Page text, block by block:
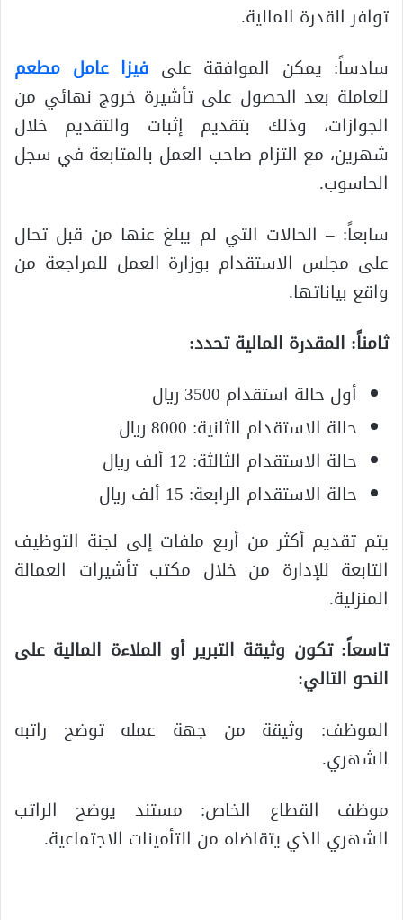
توافر القدرة المالية.
سادساً: يمكن الموافقة على فيزا عامل مطعم
للعاملة بعد الحصول على تأشيرة خروج نهائي من
الجوازات، وذلك بتقديم إثبات والتقديم خلال
شهرين، مع التزام صاحب العمل بالمتابعة في سجل
الحاسوب.
سابعاً: – الحالات التي لم يبلغ عنها من قبل تحال
على مجلس الاستقدام بوزارة العمل للمراجعة من
واقع بياناتها.
ثامناً: المقدرة المالية تحدد:
أول حالة استقدام 3500 ريال
حالة الاستقدام الثانية: 8000 ريال
حالة الاستقدام الثالثة: 12 ألف ريال
حالة الاستقدام الرابعة: 15 ألف ريال
يتم تقديم أكثر من أربع ملفات إلى لجنة التوظيف
التابعة للإدارة من خلال مكتب تأشيرات العمالة
المنزلية.
تاسعاً: تكون وثيقة التبرير أو الملاءة المالية على
النحو التالي:
الموظف: وثيقة من جهة عمله توضح راتبه
الشهري.
موظف القطاع الخاص: مستند يوضح الراتب
الشهري الذي يتقاضاه من التأمينات الاجتماعية.